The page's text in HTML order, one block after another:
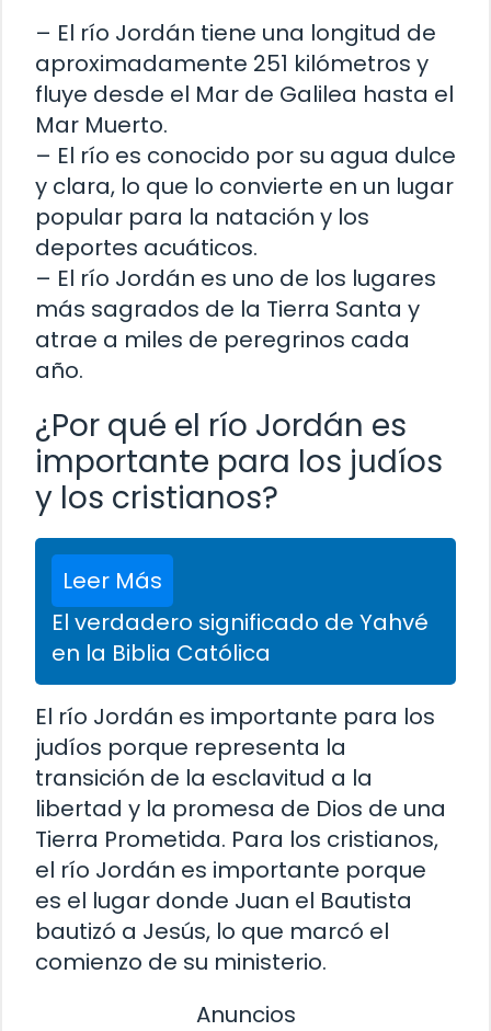
– El río Jordán tiene una longitud de
aproximadamente 251 kilómetros y
fluye desde el Mar de Galilea hasta el
Mar Muerto.
– El río es conocido por su agua dulce
y clara, lo que lo convierte en un lugar
popular para la natación y los
deportes acuáticos.
– El río Jordán es uno de los lugares
más sagrados de la Tierra Santa y
atrae a miles de peregrinos cada
año.
¿Por qué el río Jordán es
importante para los judíos
y los cristianos?
Leer Más
El verdadero significado de Yahvé
en la Biblia Católica
El río Jordán es importante para los
judíos porque representa la
transición de la esclavitud a la
libertad y la promesa de Dios de una
Tierra Prometida. Para los cristianos,
el río Jordán es importante porque
es el lugar donde Juan el Bautista
bautizó a Jesús, lo que marcó el
comienzo de su ministerio.
Anuncios